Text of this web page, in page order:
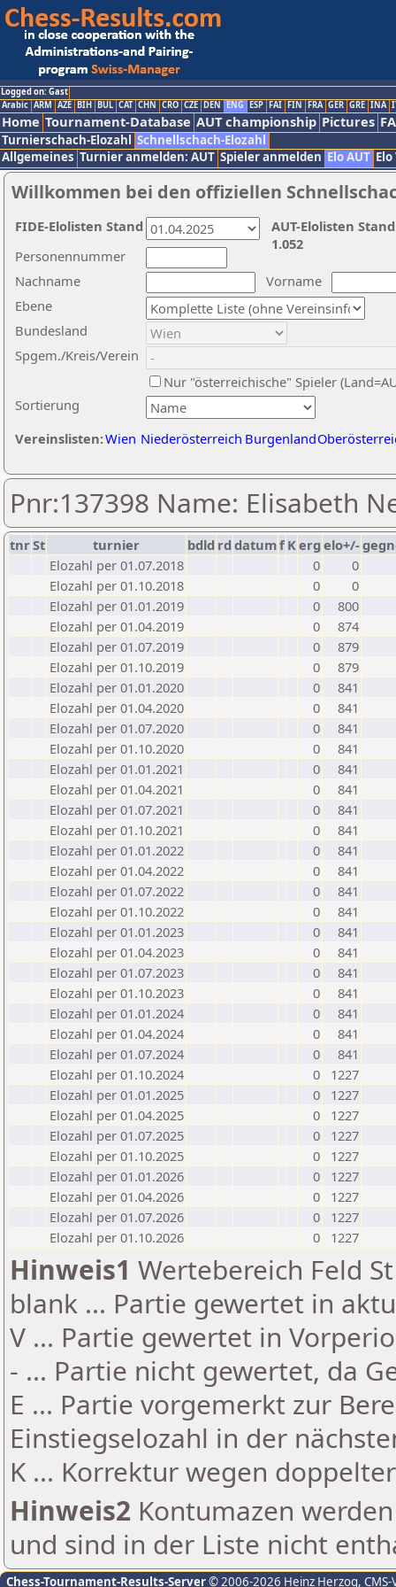
Logged on: Gast
Arabic ARM AZE BIH BUL CAT CHN CRO CZE DEN ENG ESP FAI FIN FRA GER GRE INA
Home Tournament-Database AUT championship Pictures
Turnierschach-Elozahl Schnellschach-Elozahl
Allgemeines Turnier anmelden: AUT Spieler anmelden Elo AUT
Willkommen bei den offiziellen
Nachname
Vorname
Ebene
Sortierung
Personennummer
Bundesland
Spgem./Kreis/Verein
Nur "österreichische" Spieler
Vereinslisten:Wien Niederösterreich Burgenland
AUT-Elolisten
1.052
FIDE-Elolisten Stand
Pnr:137398 Name: Elisabeth
tnrSt turnier bdld rd datumf Kerg elo+/-
Elozahl per 01.07.2018
0
0
Elozahl per 01.10.2018
0
0
Elozahl per 01.01.2019
0
800
Elozahl per 01.04.2019
0
874
Elozahl per 01.07.2019
0
879
Elozahl per 01.10.2019
0
879
Elozahl per 01.01.2020
0
841
Elozahl per 01.04.2020
0
841
Elozahl per 01.07.2020
0
841
Elozahl per 01.10.2020
0
841
Elozahl per 01.01.2021
0
841
Elozahl per 01.04.2021
0
841
Elozahl per 01.07.2021
0
841
Elozahl per 01.10.2021
0
841
Elozahl per 01.01.2022
0
841
Elozahl per 01.04.2022
0
841
Elozahl per 01.07.2022
0
841
Elozahl per 01.10.2022
0
841
Elozahl per 01.01.2023
0
841
Elozahl per 01.04.2023
0
841
Elozahl per 01.07.2023
0
841
Elozahl per 01.10.2023
0
841
Elozahl per 01.01.2024
0
841
Elozahl per 01.04.2024
0
841
Elozahl per 01.07.2024
0
841
Elozahl per 01.10.2024
0
1227
Elozahl per 01.01.2025
0
1227
Elozahl per 01.04.2025
0
1227
Elozahl per 01.07.2025
0
1227
Elozahl per 01.10.2025
0
1227
Elozahl per 01.01.2026
0
1227
Elozahl per 01.04.2026
0
1227
Elozahl per 01.07.2026
0
1227
Elozahl per 01.10.2026
0 1227
Hinweis1 Wertebereich Feld
blank ... Partie gewertet in
V ... Partie gewertet in
- ... Partie nicht gewertet, da
E ... Partie vorgemerkt zur
Einstiegselozahl in der
K ... Korrektur wegen
Hinweis2 Kontumazen
und sind in der Liste nicht
Chess-Tournament-Results-Server© 2006-2026 Heinz Herzog,